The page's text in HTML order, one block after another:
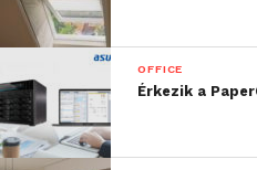
OFFICE
Érkezik a